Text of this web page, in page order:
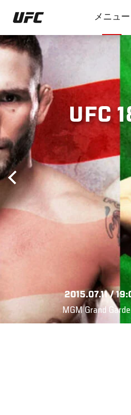
イ
ン
コ
ン
テ
ン
ツ
に
移
動
メニュー
UFC
2015.07.11 /
MGM Grand